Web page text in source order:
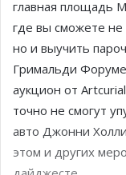
главная площадь
где вы сможете не
но и выучить
Гримальди
аукцион от
точно не смогут
авто Джонни
этом и других